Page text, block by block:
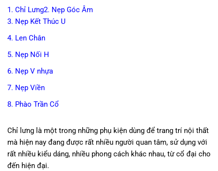
1. Chỉ Lưng2. Nẹp Góc Âm
3. Nẹp Kết Thúc U
4. Len Chân
5. Nẹp Nối H
6. Nẹp V nhựa
7. Nẹp Viền
8. Phào Trần Cổ
Chỉ lưng là một trong những phụ kiện dùng để trang trí nội thất
mà hiện nay đang được rất nhiều người quan tâm, sử dụng với
rất nhiều kiểu dáng, nhiều phong cách khác nhau, từ cổ đại cho
đến hiện đại.